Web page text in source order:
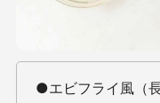
●エビフライ風（